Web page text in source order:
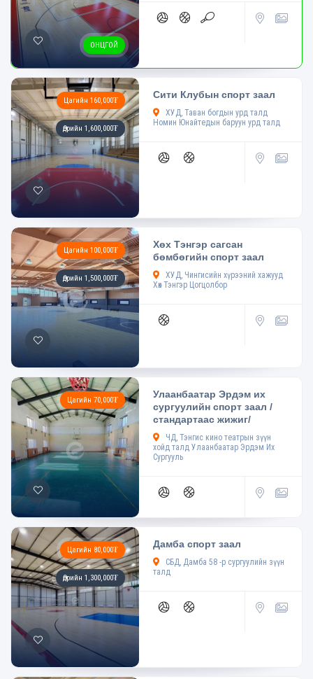
ОНЦГОЙ
Цагийн 160,000₮
Өдрийн 1,600,000₮
Сити Клубын спорт заал
ХУД, Таван богдын урд талд
Номин Юнайтедын баруун урд талд
Цагийн 100,000₮
Өдрийн 1,500,000₮
Хөх Тэнгэр сагсан
бөмбөгийн спорт заал
ХУД, Чингисийн хүрээний хажууд
Хөх Тэнгэр Цогцолбор
Цагийн 70,000₮
Улаанбаатар Эрдэм их
сургуулийн спорт заал /
стандартаас жижиг/
ЧД, Тэнгис кино театрын зүүн
хойд талд Улаанбаатар Эрдэм Их
Сургууль
Цагийн 80,000₮
Өдрийн 1,300,000₮
Дамба спорт заал
СБД, Дамба 58 -р сургуулийн зүүн
талд